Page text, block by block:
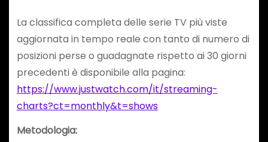
La classifica completa delle serie TV più viste
aggiornata in tempo reale con tanto di numero di
posizioni perse o guadagnate rispetto ai 30 giorni
precedenti è disponibile alla pagina:
https://www.justwatch.com/it/streaming-
charts?ct=monthly&t=shows
Metodologia: